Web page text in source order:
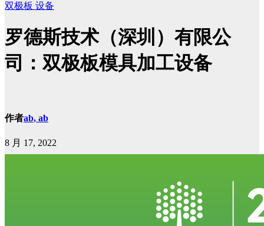
双极板 设备
罗德斯技术（深圳）有限公
司：双极板模具加工设备
作者ab, ab
8 月 17, 2022